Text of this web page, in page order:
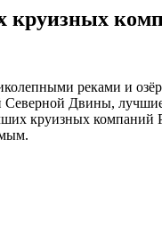
круизных
реками и
Северной Двины,
круизных компаний